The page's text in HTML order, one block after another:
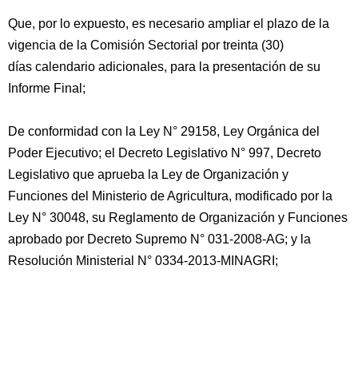
Que, por lo expuesto, es necesario ampliar el plazo de la
vigencia de la Comisión Sectorial por treinta (30)
días calendario adicionales, para la presentación de su
Informe Final;
De conformidad con la Ley N° 29158, Ley Orgánica del
Poder Ejecutivo; el Decreto Legislativo N° 997, Decreto
Legislativo que aprueba la Ley de Organización y
Funciones del Ministerio de Agricultura, modificado por la
Ley N° 30048, su Reglamento de Organización y Funciones
aprobado por Decreto Supremo N° 031-2008-AG; y la
Resolución Ministerial N° 0334-2013-MINAGRI;